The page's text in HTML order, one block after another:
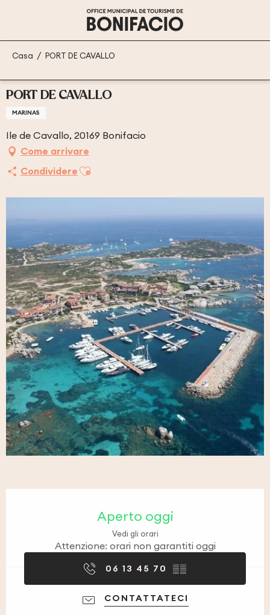
principal
Casa PORT DE CAVALLO
PORT DE CAVALLO
MARINAS
Ile de Cavallo, 20169 Bonifacio
Come arrivare
Condividere Ajouter aux favoris
Aperto oggi
Vedi gli orari
Attenzione: orari non garantiti oggi
06 13 45 70 ▒▒
CONTATTATECI